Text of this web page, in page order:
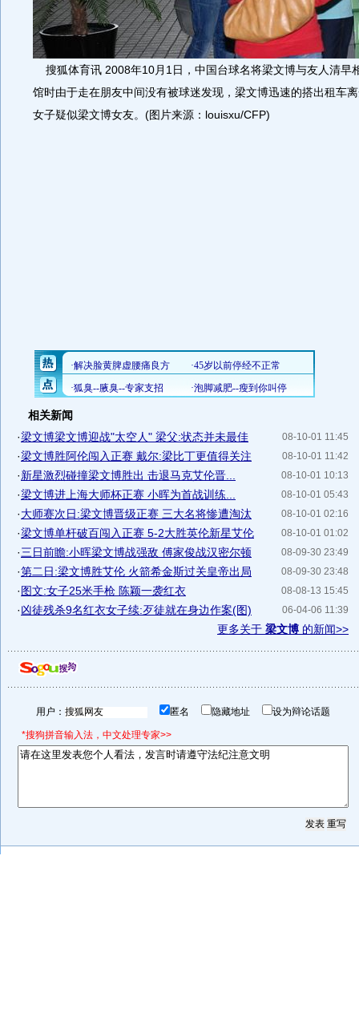
搜狐体育讯 2008年10月1日，中国台球名将梁文博与友人清早
馆时由于走在朋友中间没有被球迷发现，梁文博迅速的搭出租车
女子疑似梁文博女友。(图片来源：louisxu/CFP)
相关新闻
08-10-01 11:45
·梁文博梁文博迎战"太空人" 梁父:状态并未最佳
08-10-01 11:42
·梁文博胜阿伦闯入正赛 戴尔:梁比丁更值得关注
08-10-01 10:13
·新星激烈碰撞梁文博胜出 击退马克艾伦晋...
08-10-01 05:43
·梁文博进上海大师杯正赛 小晖为首战训练...
08-10-01 02:16
·大师赛次日:梁文博晋级正赛 三大名将惨遭淘汰
08-10-01 01:02
·梁文博单杆破百闯入正赛 5-2大胜英伦新星艾伦
08-09-30 23:49
·三日前瞻:小晖梁文博战强敌 傅家俊战汉密尔顿
08-09-30 23:48
·第二日:梁文博胜艾伦 火箭希金斯过关皇帝出局
08-08-13 15:45
·图文:女子25米手枪 陈颖一袭红衣
06-04-06 11:39
·凶徒残杀9名红衣女子续:歹徒就在身边作案(图)
更多关于 梁文博 的新闻>>
用户： 匿名 隐藏地址 设为辩论话题
*搜狗拼音输入法，中文处理专家>>